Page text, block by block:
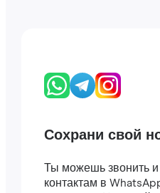
Сохрани свой
Ты можешь звонить и
контактам в